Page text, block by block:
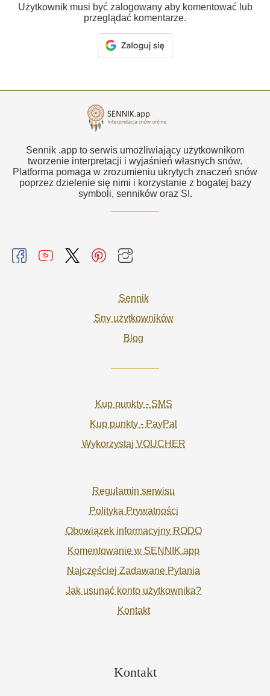
Użytkownik musi być zalogowany aby komentować lub
przeglądać komentarze.
Sennik .app to serwis umożliwiający użytkownikom
tworzenie interpretacji i wyjaśnień własnych snów.
Platforma pomaga w zrozumieniu ukrytych znaczeń snów
poprzez dzielenie się nimi i korzystanie z bogatej bazy
symboli, senników oraz SI.
Sennik
Sny użytkowników
Blog
Kup punkty - SMS
Kup punkty - PayPal
Wykorzystaj VOUCHER
Regulamin serwisu
Polityka Prywatności
Obowiązek informacyjny RODO
Komentowanie w SENNIK.app
Najczęściej Zadawane Pytania
Jak usunąć konto użytkownika?
Kontakt
Kontakt